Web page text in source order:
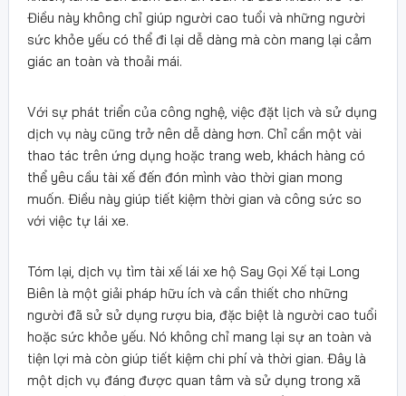
Điều này không chỉ giúp người cao tuổi và những người
sức khỏe yếu có thể đi lại dễ dàng mà còn mang lại cảm
giác an toàn và thoải mái.
Với sự phát triển của công nghệ, việc đặt lịch và sử dụng
dịch vụ này cũng trở nên dễ dàng hơn. Chỉ cần một vài
thao tác trên ứng dụng hoặc trang web, khách hàng có
thể yêu cầu tài xế đến đón mình vào thời gian mong
muốn. Điều này giúp tiết kiệm thời gian và công sức so
với việc tự lái xe.
Tóm lại, dịch vụ tìm tài xế lái xe hộ Say Gọi Xế tại Long
Biên là một giải pháp hữu ích và cần thiết cho những
người đã sử sử dụng rượu bia, đặc biệt là người cao tuổi
hoặc sức khỏe yếu. Nó không chỉ mang lại sự an toàn và
tiện lợi mà còn giúp tiết kiệm chi phí và thời gian. Đây là
một dịch vụ đáng được quan tâm và sử dụng trong xã